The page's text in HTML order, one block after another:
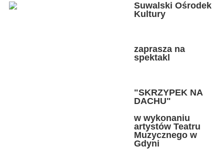
Suwalski Ośrodek
Kultury
zaprasza na
spektakl
"SKRZYPEK NA
DACHU"
w wykonaniu
artystów Teatru
Muzycznego w
Gdyni